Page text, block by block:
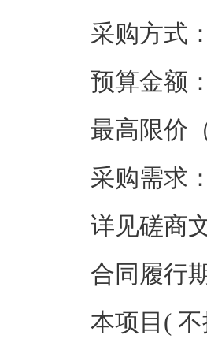
采购方式
预算金额
最高限价
采购需求：
详见磋商
合同履行
本项目(